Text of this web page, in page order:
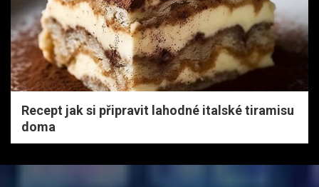
Recept jak si připravit lahodné italské tiramisu
doma